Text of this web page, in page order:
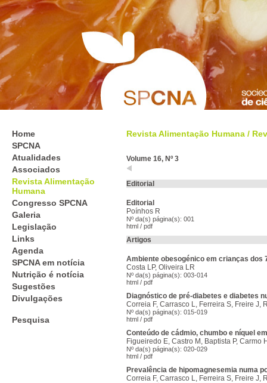
Home
SPCNA
Atualidades
Associados
Revista Alimentação
Humana
Congresso SPCNA
Galeria
Legislação
Links
Agenda
SPCNA em notícia
Nutrição é notícia
Sugestões
Divulgações
Pesquisa
Revista Alimentação Humana /
Volume 16, Nº 3
Editorial
Editorial
Poínhos R
Nº da(s) página(s): 001
html / pdf
Artigos
Ambiente obesogénico em crianças dos
Costa LP, Oliveira LR
Nº da(s) página(s): 003-014
html / pdf
Diagnóstico de pré-diabetes e diabetes
Correia F, Carrasco L, Ferreira S, Freire J,
Nº da(s) página(s): 015-019
html / pdf
Conteúdo de cádmio, chumbo e níquel
Figueiredo E, Castro M, Baptista P, Carmo
Nº da(s) página(s): 020-029
html / pdf
Prevalência de hipomagnesemia numa
Correia F, Carrasco L, Ferreira S, Freire J,